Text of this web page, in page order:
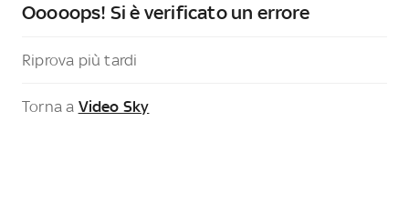
Ooooops! Si è verificato un errore
Riprova più tardi
Torna a Video Sky